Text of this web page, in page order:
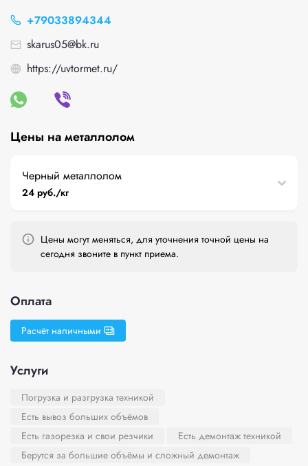
+79033894344
skarus05@bk.ru
https://uvtormet.ru/
Цены на металлолом
Черный металлолом
24 руб./кг
Цены могут меняться, для уточнения точной цены на
сегодня звоните в пункт приема.
Оплата
Расчёт наличными
Услуги
Погрузка и разгрузка техникой
Есть вывоз больших объёмов
Есть газорезка и свои резчики
Есть демонтаж техникой
Берутся за большие объёмы и сложный демонтаж